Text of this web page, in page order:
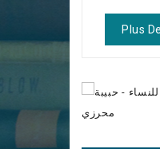
Plus